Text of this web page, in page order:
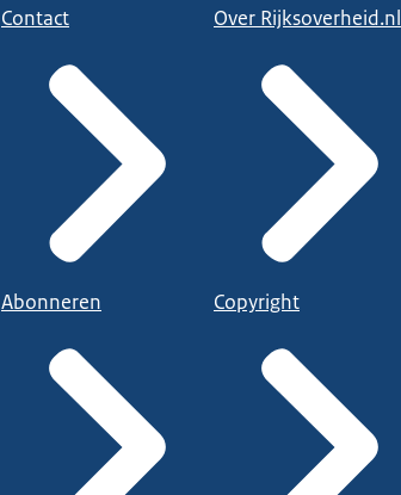
Contact
Abonneren
Over Rijksoverheid.nl
Copyright